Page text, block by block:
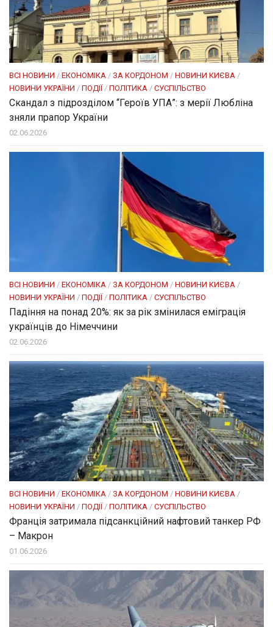
ВСІ НОВИНИ / ЕКОНОМІКА / ЗА КОРДОНОМ / НОВИНИ КИЄВА /
НОВИНИ УКРАЇНИ / ПОДІЇ / ПОЛІТИКА / СУСПІЛЬСТВО
Скандал з підрозділом “Героїв УПА”: з мерії Любліна
зняли прапор України
02.06.2026
ВСІ НОВИНИ / ЕКОНОМІКА / ЗА КОРДОНОМ / НОВИНИ КИЄВА /
НОВИНИ УКРАЇНИ / ПОДІЇ / ПОЛІТИКА / СУСПІЛЬСТВО
Падіння на понад 20%: як за рік змінилася еміграція
українців до Німеччини
02.06.2026
ВСІ НОВИНИ / ЕКОНОМІКА / ЗА КОРДОНОМ / НОВИНИ КИЄВА /
НОВИНИ УКРАЇНИ / ПОДІЇ / ПОЛІТИКА / СУСПІЛЬСТВО
Франція затримала підсанкційний нафтовий танкер РФ
– Макрон
01.06.2026